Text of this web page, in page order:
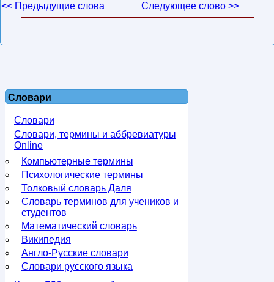
<< Предыдущие слова
Следующее слово >>
Словари
Словари
Словари, термины и аббревиатуры
Online
Компьютерные термины
Психологические термины
Толковый словарь Даля
Словарь терминов для учеников и
студентов
Математический словарь
Википедия
Англо-Русские словари
Словари русского языка